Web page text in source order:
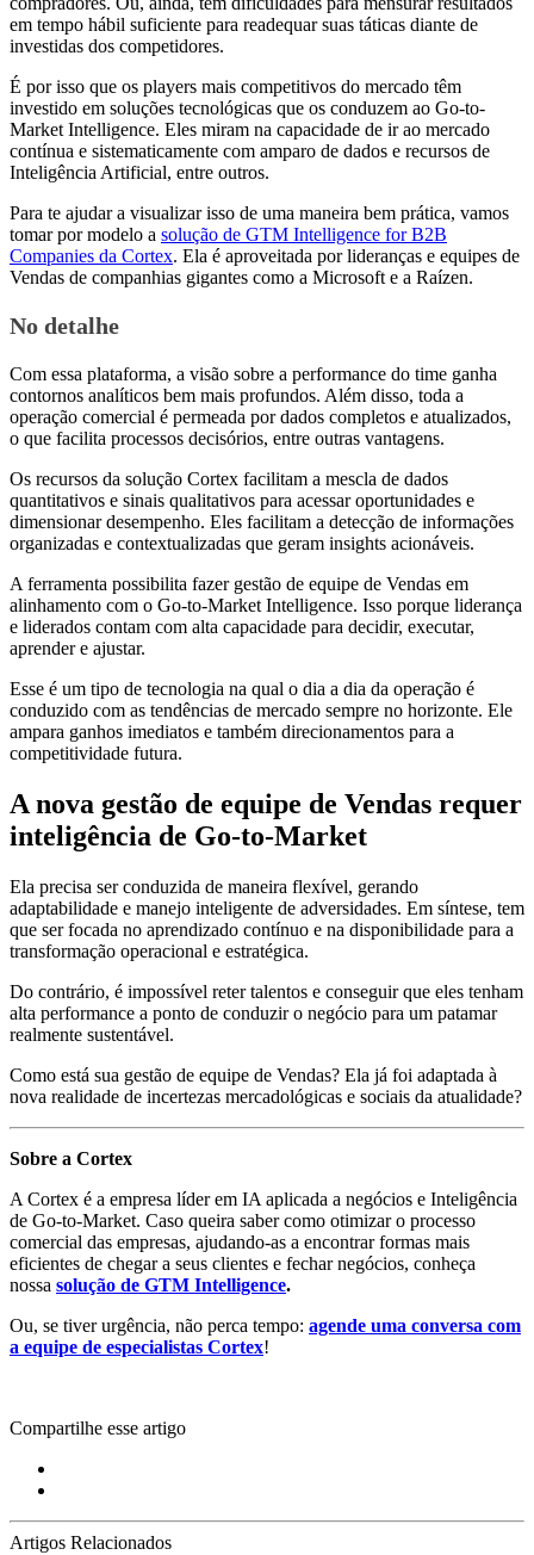
em tempo hábil suficiente para readequar suas táticas diante de
investidas dos competidores.
É por isso que os players mais competitivos do mercado têm
investido em soluções tecnológicas que os conduzem ao Go-to-
Market Intelligence. Eles miram na capacidade de ir ao mercado
contínua e sistematicamente com amparo de dados e recursos de
Inteligência Artificial, entre outros.
Para te ajudar a visualizar isso de uma maneira bem prática, vamos
tomar por modelo a solução de GTM Intelligence for B2B
Companies da Cortex. Ela é aproveitada por lideranças e equipes de
Vendas de companhias gigantes como a Microsoft e a Raízen.
No detalhe
Com essa plataforma, a visão sobre a performance do time ganha
contornos analíticos bem mais profundos. Além disso, toda a
operação comercial é permeada por dados completos e atualizados,
o que facilita processos decisórios, entre outras vantagens.
Os recursos da solução Cortex facilitam a mescla de dados
quantitativos e sinais qualitativos para acessar oportunidades e
dimensionar desempenho. Eles facilitam a detecção de informações
organizadas e contextualizadas que geram insights acionáveis.
A ferramenta possibilita fazer gestão de equipe de Vendas em
alinhamento com o Go-to-Market Intelligence. Isso porque liderança
e liderados contam com alta capacidade para decidir, executar,
aprender e ajustar.
Esse é um tipo de tecnologia na qual o dia a dia da operação é
conduzido com as tendências de mercado sempre no horizonte. Ele
ampara ganhos imediatos e também direcionamentos para a
competitividade futura.
A nova gestão de equipe de Vendas requer
inteligência de Go-to-Market
Ela precisa ser conduzida de maneira flexível, gerando
adaptabilidade e manejo inteligente de adversidades. Em síntese, tem
que ser focada no aprendizado contínuo e na disponibilidade para a
transformação operacional e estratégica.
Do contrário, é impossível reter talentos e conseguir que eles tenham
alta performance a ponto de conduzir o negócio para um patamar
realmente sustentável.
Como está sua gestão de equipe de Vendas? Ela já foi adaptada à
nova realidade de incertezas mercadológicas e sociais da atualidade?
Sobre a Cortex
A Cortex é a empresa líder em IA aplicada a negócios e Inteligência
de Go-to-Market. Caso queira saber como otimizar o processo
comercial das empresas, ajudando-as a encontrar formas mais
eficientes de chegar a seus clientes e fechar negócios, conheça
nossa solução de GTM Intelligence.
Ou, se tiver urgência, não perca tempo: agende uma conversa com
a equipe de especialistas Cortex!
Compartilhe esse artigo
Artigos Relacionados